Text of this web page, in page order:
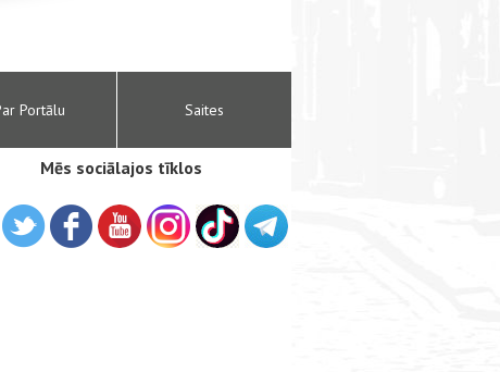
Portālu Saites
Mēs sociālajos tīklos